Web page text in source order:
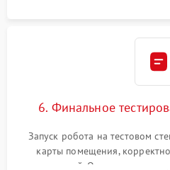
6. Финальное
Запуск робота на тестовом
карты помещения,
препятствий. Оценка силы